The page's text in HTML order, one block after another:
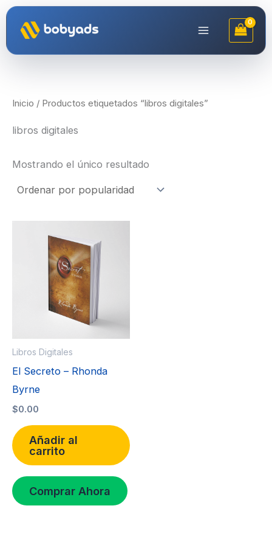
contenido
Inicio / Productos etiquetados “libros digitales”
libros digitales
Mostrando el único resultado
Libros Digitales
El Secreto – Rhonda
Byrne
$0.00
Añadir al
carrito
Comprar Ahora